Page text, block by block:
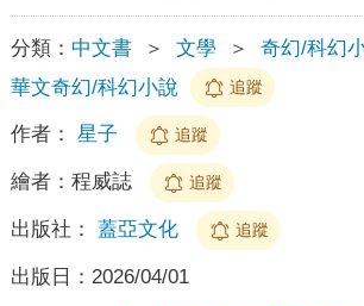
分類： 中文書 ＞ 文學 ＞ 奇幻/科幻
華文奇幻/科幻小說
追蹤
作者： 星子 追蹤
繪者： 程威誌 追蹤
出版社： 蓋亞文化 追蹤
出版日： 2026/04/01